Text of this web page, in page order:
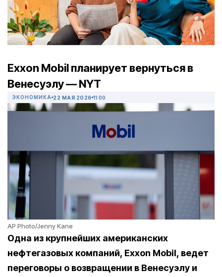
Exxon Mobil планирует вернуться в
Венесуэлу — NYT
ЭКОНОМИКА 22 МАЯ 2026 11:00
AP Photo/Jenny Kane
Одна из крупнейших американских
нефтегазовых компаний, Exxon Mobil, ведет
переговоры о возвращении в Венесуэлу и